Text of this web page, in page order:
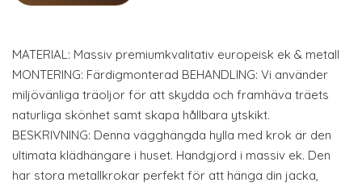
MATERIAL: Massiv premiumkvalitativ europeisk ek & metall
MONTERING: Färdigmonterad BEHANDLING: Vi använder
miljövänliga träoljor för att skydda och framhäva träets
naturliga skönhet samt skapa hållbara ytskikt.
BESKRIVNING: Denna vägghängda hylla med krok är den
ultimata klädhängare i huset. Handgjord i massiv ek. Den
har stora metallkrokar perfekt för att hänga din jacka,